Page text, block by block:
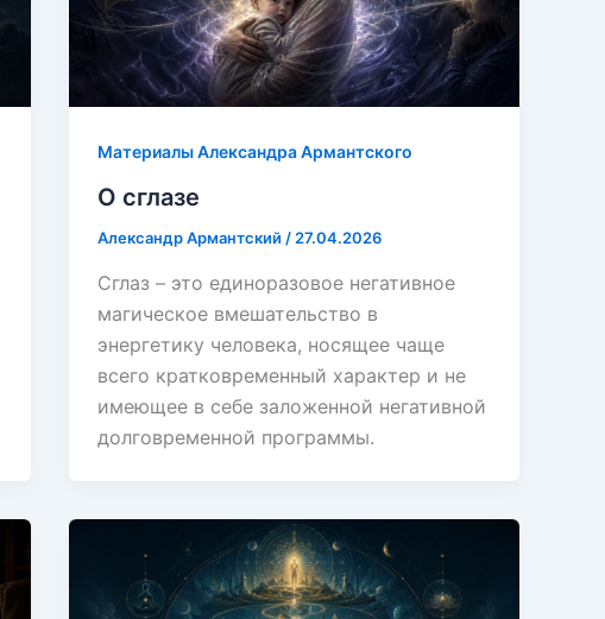
Материалы Александра Армантского
О сглазе
Александр Армантский / 27.04.2026
Сглаз – это единоразовое негативное
магическое вмешательство в
энергетику человека, носящее чаще
всего кратковременный характер и не
имеющее в себе заложенной негативной
долговременной программы.